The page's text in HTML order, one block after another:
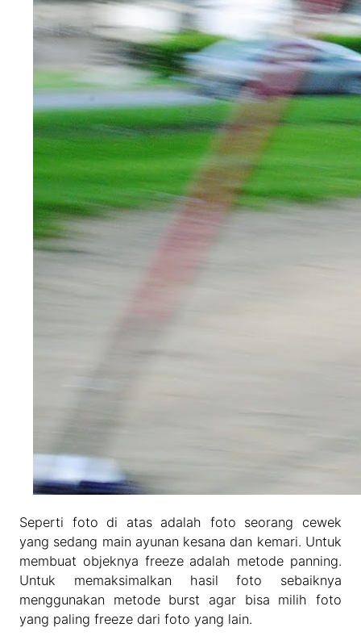
Seperti foto di atas adalah foto seorang cewek
yang sedang main ayunan kesana dan kemari. Untuk
membuat objeknya freeze adalah metode panning.
Untuk memaksimalkan hasil foto sebaiknya
menggunakan metode burst agar bisa milih foto
yang paling freeze dari foto yang lain.